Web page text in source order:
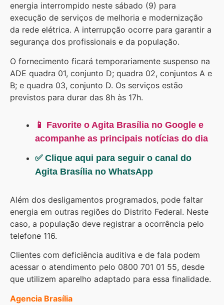
energia interrompido neste sábado (9) para
execução de serviços de melhoria e modernização
da rede elétrica. A interrupção ocorre para garantir a
segurança dos profissionais e da população.
O fornecimento ficará temporariamente suspenso na
ADE quadra 01, conjunto D; quadra 02, conjuntos A e
B; e quadra 03, conjunto D. Os serviços estão
previstos para durar das 8h às 17h.
📱 Favorite o Agita Brasília no Google e
acompanhe as principais notícias do dia
✅ Clique aqui para seguir o canal do
Agita Brasília no WhatsApp
Além dos desligamentos programados, pode faltar
energia em outras regiões do Distrito Federal. Neste
caso, a população deve registrar a ocorrência pelo
telefone 116.
Clientes com deficiência auditiva e de fala podem
acessar o atendimento pelo 0800 701 01 55, desde
que utilizem aparelho adaptado para essa finalidade.
Agencia Brasília